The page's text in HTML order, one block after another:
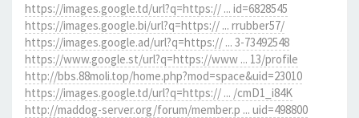
https://images.google.td/url?q=https:// ... id=6828545
https://images.google.bi/url?q=https:// ... rrubber57/
https://images.google.ad/url?q=https:// ... 3-73492548
https://www.google.st/url?q=https://www ... 13/profile
http://bbs.88moli.top/home.php?mod=space&uid=23010
https://images.google.td/url?q=https:// ... /cmD1_i84K
http://maddog-server.org/forum/member.p ... uid=498800